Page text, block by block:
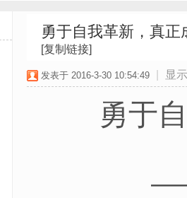
勇于自我革新，真
[复制链接]
发表于 2016-3-30 10:54:49 显
勇于